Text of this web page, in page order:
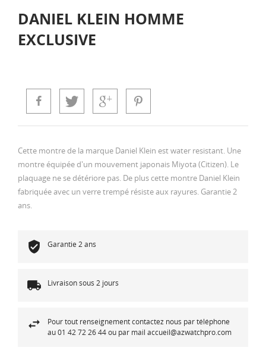
DANIEL KLEIN HOMME
EXCLUSIVE
Cette montre de la marque Daniel Klein est water resistant. Une
montre équipée d'un mouvement japonais Miyota (Citizen). Le
plaquage ne se détériore pas. De plus cette montre Daniel Klein
fabriquée avec un verre trempé résiste aux rayures. Garantie 2
ans.
Garantie 2 ans
Livraison sous 2 jours
Pour tout renseignement contactez nous par téléphone
au 01 42 72 26 44 ou par mail accueil@azwatchpro.com